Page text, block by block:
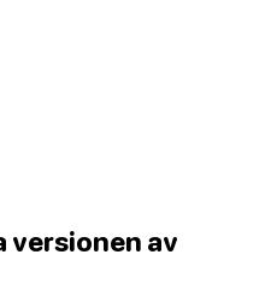
versionen av